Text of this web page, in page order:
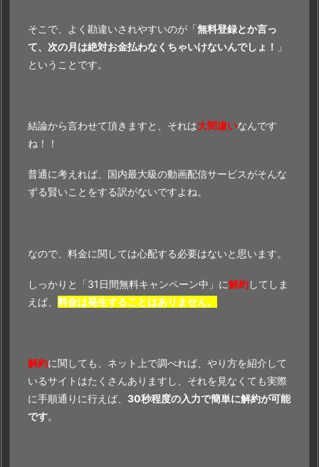
そこで、よく勘違いされやすいのが「無料登録とか言っ
て、次の月は絶対お金払わなくちゃいけないんでしょ！ 」
ということです。
結論から言わせて頂きますと、それは大間違いなんです
ね！！
普通に考えれば、国内最大級の動画配信サービスがそんな
ずる賢いことをする訳がないですよね。
なので、料金に関しては心配する必要はないと思います。
しっかりと「31日間無料キャンペーン中」に解約してしま
えば、 料金は発生することはありません。
解約に関しても、ネット上で調べれば、やり方を紹介して
いるサイトはたくさんありますし、それを見なくても実際
に手順通りに行えば、 30秒程度の入力で簡単に解約が可能
です。